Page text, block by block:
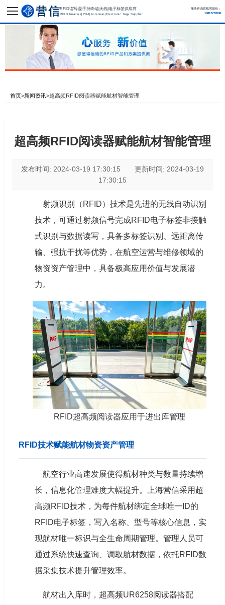
RFID读写器|手持终端|天线|电子标签供应商
RFID Readers|PDA|Antennas|Electronic Tags Supplier
服务咨询直线同微信：
13817779536
首页>新闻资讯>超高频RFID阅读器赋能航材智能管理
超高频RFID阅读器赋能航材智能管理
发布时间: 2024-03-19 17:30:15 更新时间: 2024-03-19
17:30:15
射频识别（RFID）技术是先进的无线自动识别
技术，可通过射频信号完成RFID电子标签非接触
式识别与数据读写，具备多标签识别、远距离传
输、强抗干扰等优势，在航空运营与维修领域的
物资资产管理中，具备极高应用价值与发展潜
力。
RFID超高频阅读器应用于进出库管理
RFID技术赋能航材物资资产管理
航空行业高速发展使得航材种类与数量持续增
长，信息化管理难度大幅提升。上海营信采用超
高频RFID技术，为每件航材绑定全球唯一ID的
RFID电子标签，写入名称、型号等核心信息，实
现航材唯一标识与全生命周期管理。管理人员可
通过系统快速查询、调取航材数据，依托RFID数
据采集技术提升管理效率。
航材出入库时，超高频UR6258阅读器搭配